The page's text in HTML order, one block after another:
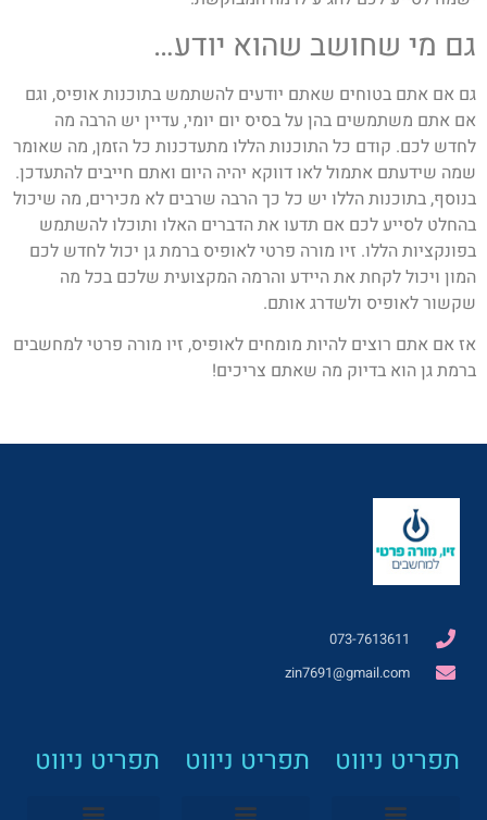
גם מי שחושב שהוא יודע…
גם אם אתם בטוחים שאתם יודעים להשתמש בתוכנות אופיס, וגם
אם אתם משתמשים בהן על בסיס יום יומי, עדיין יש הרבה מה
לחדש לכם. קודם כל התוכנות הללו מתעדכנות כל הזמן, מה שאומר
שמה שידעתם אתמול לאו דווקא יהיה היום ואתם חייבים להתעדכן.
בנוסף, בתוכנות הללו יש כל כך הרבה שרבים לא מכירים, מה שיכול
בהחלט לסייע לכם אם תדעו את הדברים האלו ותוכלו להשתמש
בפונקציות הללו. זיו מורה פרטי לאופיס ברמת גן יכול לחדש לכם
המון ויכול לקחת את היידע והרמה המקצועית שלכם בכל מה
שקשור לאופיס ולשדרג אותם.
אז אם אתם רוצים להיות מומחים לאופיס, זיו מורה פרטי למחשבים
ברמת גן הוא בדיוק מה שאתם צריכים!
073-7613611
zin7691@gmail.com
תפריט ניווט תפריט ניווט תפריט ניווט